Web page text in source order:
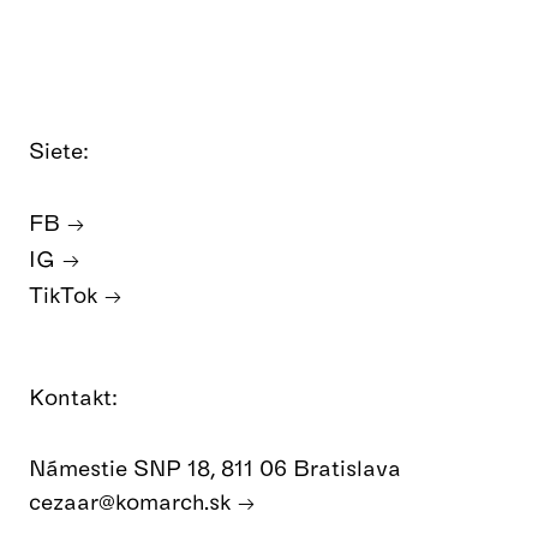
Kontakt:
Námestie SNP 18, 811 06 Bratislava
cezaar@komarch.sk
Siete:
FB
IG
TikTok